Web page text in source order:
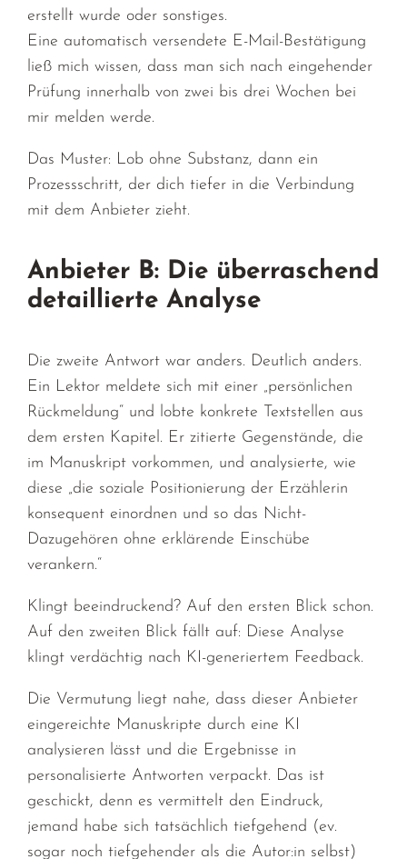
erstellt wurde oder sonstiges.
Eine automatisch versendete E-Mail-Bestätigung
ließ mich wissen, dass man sich nach eingehender
Prüfung innerhalb von zwei bis drei Wochen bei
mir melden werde.
Das Muster: Lob ohne Substanz, dann ein
Prozessschritt, der dich tiefer in die Verbindung
mit dem Anbieter zieht.
Anbieter B: Die überraschend
detaillierte Analyse
Die zweite Antwort war anders. Deutlich anders.
Ein Lektor meldete sich mit einer „persönlichen
Rückmeldung“ und lobte konkrete Textstellen aus
dem ersten Kapitel. Er zitierte Gegenstände, die
im Manuskript vorkommen, und analysierte, wie
diese „die soziale Positionierung der Erzählerin
konsequent einordnen und so das Nicht-
Dazugehören ohne erklärende Einschübe
verankern.“
Klingt beeindruckend? Auf den ersten Blick schon.
Auf den zweiten Blick fällt auf: Diese Analyse
klingt verdächtig nach KI-generiertem Feedback.
Die Vermutung liegt nahe, dass dieser Anbieter
eingereichte Manuskripte durch eine KI
analysieren lässt und die Ergebnisse in
personalisierte Antworten verpackt. Das ist
geschickt, denn es vermittelt den Eindruck,
jemand habe sich tatsächlich tiefgehend (ev.
sogar noch tiefgehender als die Autor:in selbst)